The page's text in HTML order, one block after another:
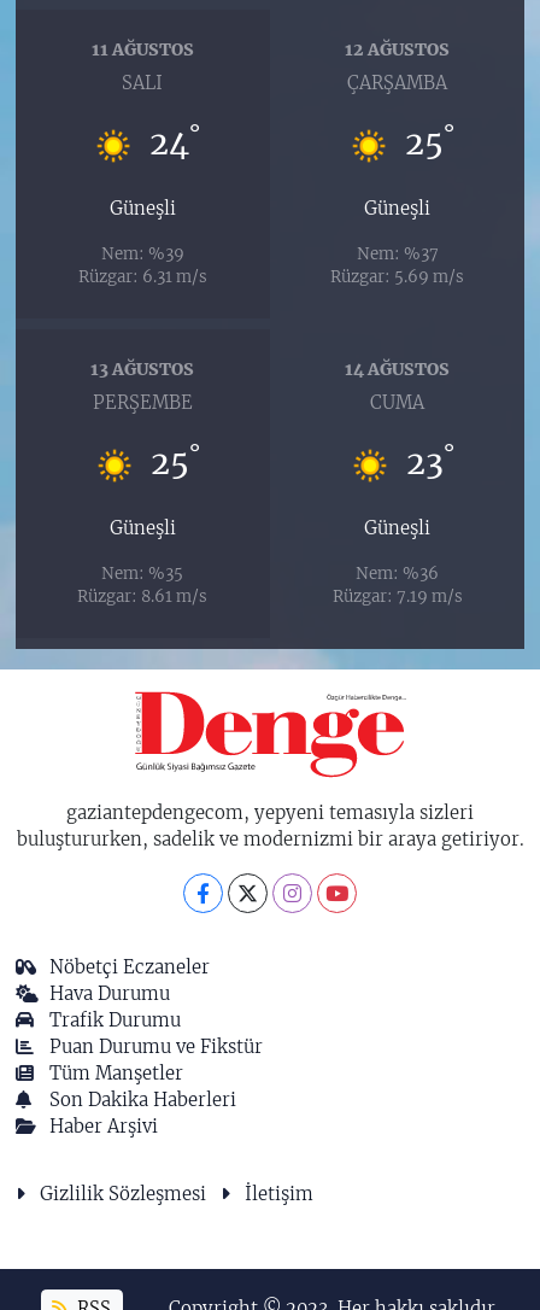
11 AĞUSTOS
SALI
24°
Güneşli
Nem: %39
Rüzgar: 6.31 m/s
12 AĞUSTOS
ÇARŞAMBA
25°
Güneşli
Nem: %37
Rüzgar: 5.69 m/s
13 AĞUSTOS
PERŞEMBE
25°
Güneşli
Nem: %35
Rüzgar: 8.61 m/s
14 AĞUSTOS
CUMA
23°
Güneşli
Nem: %36
Rüzgar: 7.19 m/s
gaziantepdengecom, yepyeni temasıyla sizleri
buluştururken, sadelik ve modernizmi bir araya getiriyor.
Nöbetçi Eczaneler
Hava Durumu
Trafik Durumu
Puan Durumu ve Fikstür
Tüm Manşetler
Son Dakika Haberleri
Haber Arşivi
Gizlilik Sözleşmesi İletişim